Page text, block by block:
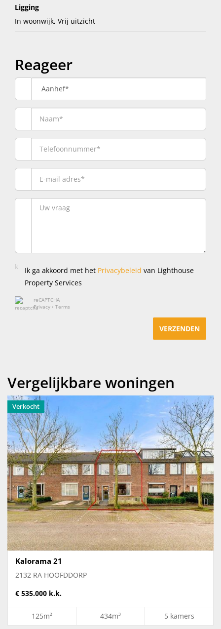
close at hand.
- NEW KITCHEN AND BATHROOM
- ROOF TERRACE
- PRIVATE STORAGE ROOM ON THE GROUND FLOOR
Ligging
In woonwijk, Vrij uitzicht
Reageer
Aanhef*
Ik ga akkoord met het Privacybeleid van Lighthouse
Property Services
reCAPTCHA
Privacy • Terms
VERZENDEN
Vergelijkbare woningen
Verkocht
Kalorama 21
2132 RA HOOFDDORP
€ 535.000 k.k.
125m² 434m³ 5 kamers